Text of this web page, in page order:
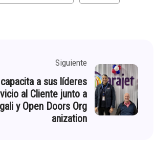
Siguiente
a sus líderes
al Cliente junto a
y Open Doors Org
anization